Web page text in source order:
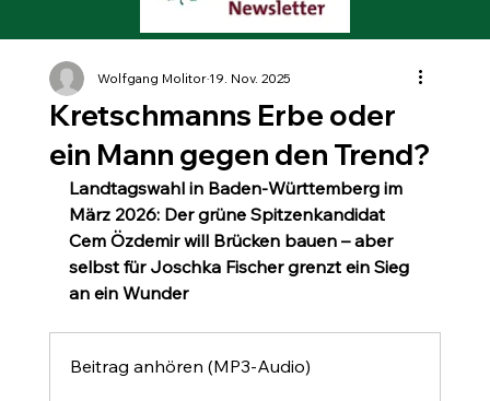
Kretschmanns Erbe oder
ein Mann gegen den Trend?
Wolfgang Molitor19. Nov. 2025
Landtagswahl in Baden-Württemberg im
März 2026: Der grüne Spitzenkandidat
Cem Özdemir will Brücken bauen – aber
selbst für Joschka Fischer grenzt ein Sieg
an ein Wunder
Beitrag anhören (MP3-Audio)